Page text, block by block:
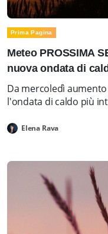
Prima Pagina
Meteo PROSSIMA
nuova ondata di
Da mercoledì
l'ondata di caldo più
Elena Rava